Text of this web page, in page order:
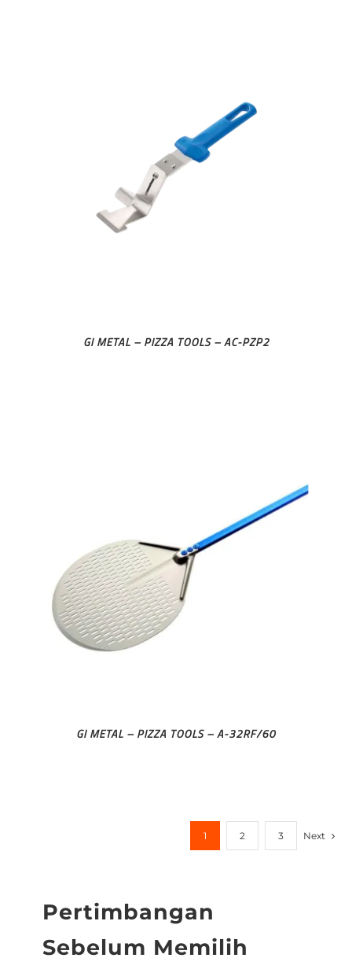
GI METAL – PIZZA TOOLS – AC-PZP2
GI METAL – PIZZA TOOLS – A-32RF/60
1 2 3 Next
Pertimbangan
Sebelum Memilih